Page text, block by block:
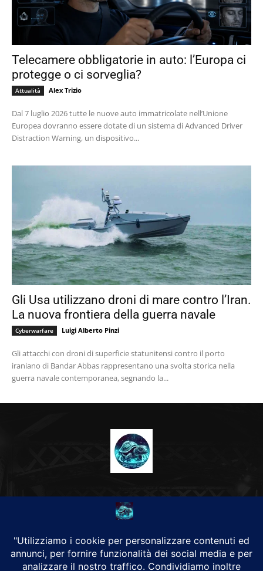
Telecamere obbligatorie in auto: l’Europa ci
protegge o ci sorveglia?
Attualità Alex Trizio
Dal 7 luglio 2026 tutte le nuove auto immatricolate nell’Unione
Europea dovranno essere dotate di un sistema di Advanced Driver
Distraction Warning, un dispositivo...
Gli Usa utilizzano droni di mare contro l’Iran.
La nuova frontiera della guerra navale
Cyberwarfare Luigi Alberto Pinzi
Gli attacchi con droni di superficie statunitensi contro il porto
iraniano di Bandar Abbas rappresentano una svolta storica nella
guerra navale contemporanea, segnando la...
CHI SIAMO
Alground Geopolitica e Cyberwarfare.
Da una idea di Brunilde Trizio